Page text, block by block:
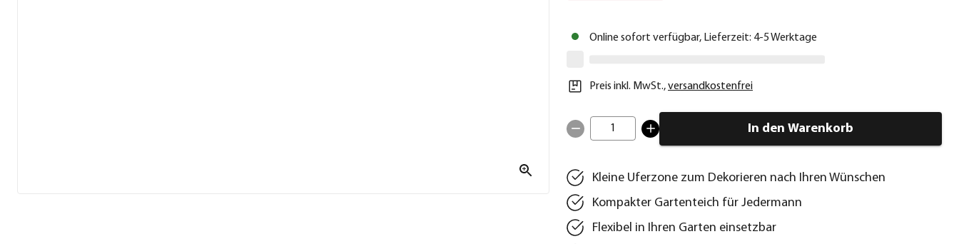
Online sofort verfügbar, Lieferzeit: 4-5 Werktage
Preis inkl. MwSt.,versandkostenfrei
1 In den Warenkorb
Kleine Uferzone zum Dekorieren nach Ihren Wünschen
Kompakter Gartenteich für Jedermann
Flexibel in Ihren Garten einsetzbar